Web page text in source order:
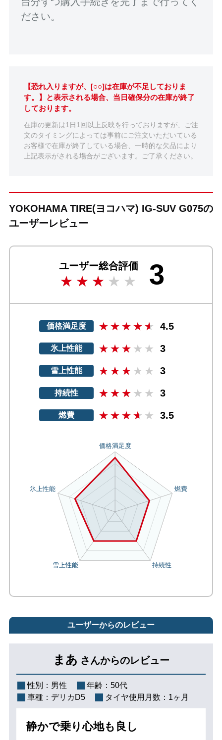
ださい。
【恐れ入りますが、[○○]は在庫が不足しておりま
す。】と表示される場合、当日確保分の在庫が終了
しております。
在庫の更新は1日1回以上反映を行っておりますが、ご注
文のタイミングによっては事前にご注文いただいている
お客様で在庫が終了している場合、一時的な欠品により
上記表示がされる場合がございます。ご了承ください。
YOKOHAMA TIRE(ヨコハマ) IG-SUV G075の
ユーザーレビュー
ユーザー総合評価 3
価格満足度 4.5
氷上性能 3
雪上性能 3
持続性 3
燃費 3.5
ユーザーからのレビュー
まあ さんからのレビュー
性別： 男性 年齢： 50代
車種： デリカD5 タイヤ使用月数： 1ヶ月
静かで乗り心地も良し